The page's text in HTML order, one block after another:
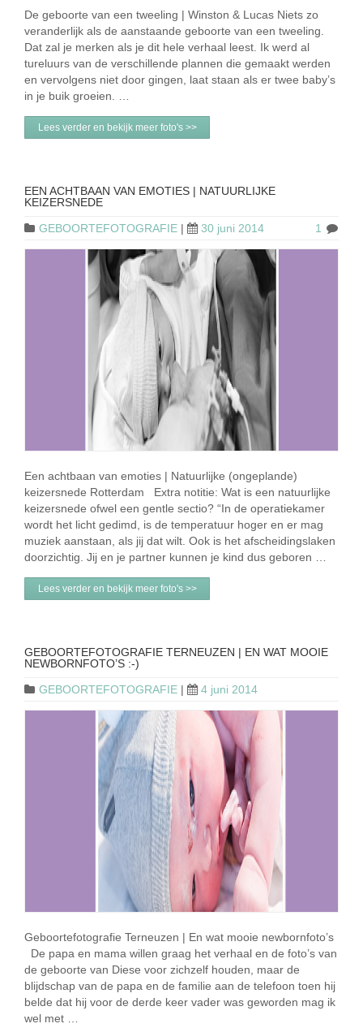
De geboorte van een tweeling | Winston & Lucas Niets zo
veranderlijk als de aanstaande geboorte van een tweeling.
Dat zal je merken als je dit hele verhaal leest. Ik werd al
tureluurs van de verschillende plannen die gemaakt werden
en vervolgens niet door gingen, laat staan als er twee baby’s
in je buik groeien. …
Lees verder en bekijk meer foto's >>
EEN ACHTBAAN VAN EMOTIES | NATUURLIJKE
KEIZERSNEDE
GEBOORTEFOTOGRAFIE | 30 juni 2014 1
Een achtbaan van emoties | Natuurlijke (ongeplande)
keizersnede Rotterdam Extra notitie: Wat is een natuurlijke
keizersnede ofwel een gentle sectio? “In de operatiekamer
wordt het licht gedimd, is de temperatuur hoger en er mag
muziek aanstaan, als jij dat wilt. Ook is het afscheidingslaken
doorzichtig. Jij en je partner kunnen je kind dus geboren …
Lees verder en bekijk meer foto's >>
GEBOORTEFOTOGRAFIE TERNEUZEN | EN WAT MOOIE
NEWBORNFOTO’S :-)
GEBOORTEFOTOGRAFIE | 4 juni 2014
Geboortefotografie Terneuzen | En wat mooie newbornfoto’s
De papa en mama willen graag het verhaal en de foto’s van
de geboorte van Diese voor zichzelf houden, maar de
blijdschap van de papa en de familie aan de telefoon toen hij
belde dat hij voor de derde keer vader was geworden mag ik
wel met …